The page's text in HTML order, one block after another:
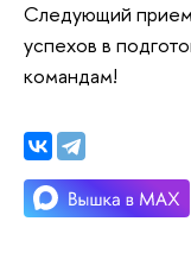
Следующий
успехов в
командам!